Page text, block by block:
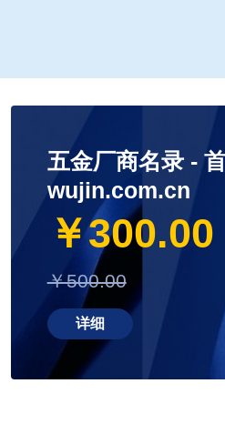
五金厂商名录 -
wujin.com.cn
￥300.00
￥500.00
详细